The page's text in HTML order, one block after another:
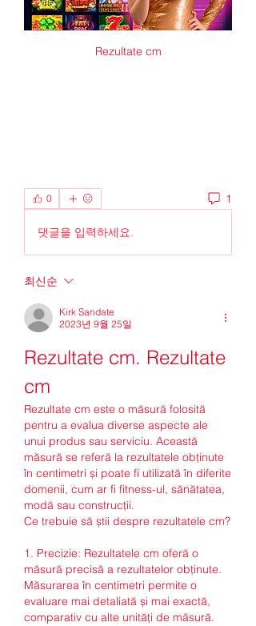
Rezultate cm
0 1
댓글을 입력하세요.
최신순
Kirk Sandate
2023년 9월 25일
Rezultate cm. Rezultate
cm
Rezultate cm este o măsură folosită
pentru a evalua diverse aspecte ale
unui produs sau serviciu. Această
măsură se referă la rezultatele obținute
în centimetri și poate fi utilizată în diferite
domenii, cum ar fi fitness-ul, sănătatea,
modă sau construcții.
Ce trebuie să știi despre rezultatele cm?
1. Precizie: Rezultatele cm oferă o
măsură precisă a rezultatelor obținute.
Măsurarea în centimetri permite o
evaluare mai detaliată și mai exactă,
comparativ cu alte unități de măsură.